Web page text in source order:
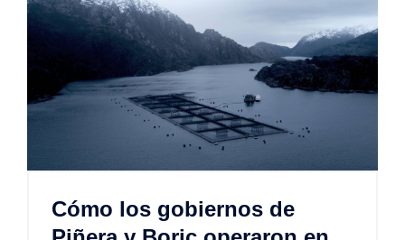
Cómo los gobiernos de